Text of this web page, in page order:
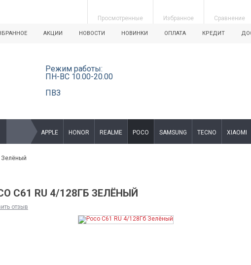
Просмотренные Избранное Сравнение
АКЦИИ НОВОСТИ НОВИНКИ ОПЛАТА КРЕДИТ
Режим работы:
ПН-ВС 10.00-20.00
ПВЗ
APPLE HONOR REALME POCO SAMSUNG TECNO XIAOMI
Зелёный
C61 RU 4/128ГБ ЗЕЛЁНЫЙ
отзыв